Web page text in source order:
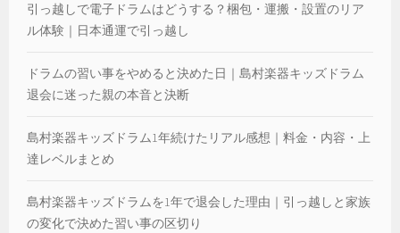
引っ越しで電子ドラムはどうする？梱包・運搬・設置のリア
ル体験｜日本通運で引っ越し
ドラムの習い事をやめると決めた日｜島村楽器キッズドラム
退会に迷った親の本音と決断
島村楽器キッズドラム1年続けたリアル感想｜料金・内容・上
達レベルまとめ
島村楽器キッズドラムを1年で退会した理由｜引っ越しと家族
の変化で決めた習い事の区切り